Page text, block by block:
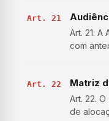
quais se
Art. 21
Art. 21. A
com
licitação
Art. 22 Matriz
Art. 22.
de